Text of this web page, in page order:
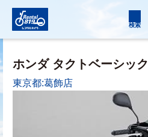
検索
ホンダ タクトベーシック
東京都:葛飾店